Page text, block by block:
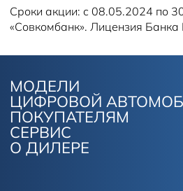
Сроки акции: с 08.05.2024 по
«Совкомбанк». Лицензия
МОДЕЛИ
ЦИФРОВОЙ
ПОКУПАТЕЛЯМ
СЕРВИС
О ДИЛЕРЕ